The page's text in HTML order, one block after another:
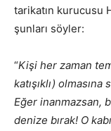
tarikatın kurucusu
şunları söyler:
“Kişi her zaman
katışıklı)
Eğer inanmazsan,
denize bırak! O